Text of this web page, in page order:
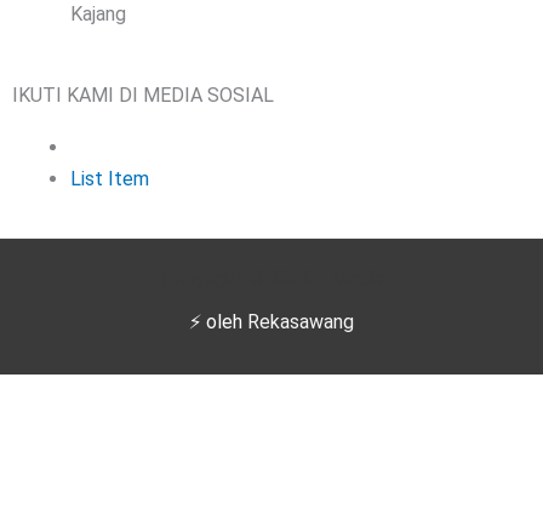
Kajang
IKUTI KAMI DI MEDIA SOSIAL
List Item
⚡ oleh Rekasawang